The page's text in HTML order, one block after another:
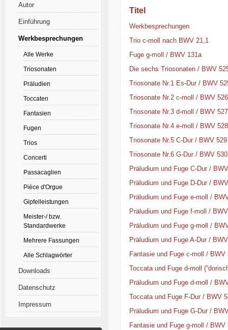
Autor
Einführung
Werkbesprechungen
Alle Werke
Triosonaten
Präludien
Toccaten
Fantasien
Fugen
Trios
Concerti
Passacaglien
Pièce d'Orgue
Gipfelleistungen
Meister-/ bzw.
Standardwerke
Mehrere Fassungen
Alle Schlagwörter
Downloads
Datenschutz
Impressum
Titel
Werkbesprechungen
Trio c-moll nach BWV 21,1
Fuge g-moll / BWV 131a
Die sechs Triosonaten / BWV
Triosonate Nr.1 Es-Dur / BWV
Triosonate Nr.2 c-moll / BWV 526
Triosonate Nr.3 d-moll / BWV 527
Triosonate Nr.4 e-moll / BWV 528
Triosonate Nr.5 C-Dur / BWV 529
Triosonate Nr.6 G-Dur / BWV 530
Präludium und Fuge C-Dur /
Präludium und Fuge D-Dur /
Präludium und Fuge e-moll /
Präludium und Fuge f-moll /
Präludium und Fuge g-moll /
Präludium und Fuge A-Dur /
Fantasie und Fuge c-moll / BWV
Toccata und Fuge d-moll
Präludium und Fuge d-moll /
Toccata und Fuge F-Dur / BWV
Präludium und Fuge G-Dur /
Fantasie und Fuge g-moll / BWV